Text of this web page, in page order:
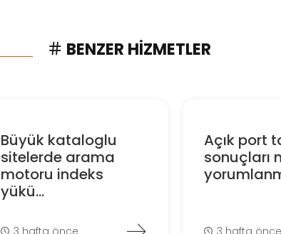
BENZER HIZMETLER
Büyük kataloglu
sitelerde arama
motoru indeks
yükü...
3 hafta önce
Açık port
sonuçları
3 hafta önce